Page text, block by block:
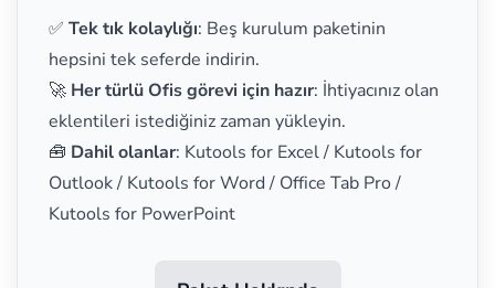
✅ Tek tık kolaylığı: Beş kurulum paketinin
hepsini tek seferde indirin.
🚀 Her türlü Ofis görevi için hazır: İhtiyacınız olan
eklentileri istediğiniz zaman yükleyin.
🧰 Dahil olanlar: Kutools for Excel / Kutools for
Outlook / Kutools for Word / Office Tab Pro /
Kutools for PowerPoint